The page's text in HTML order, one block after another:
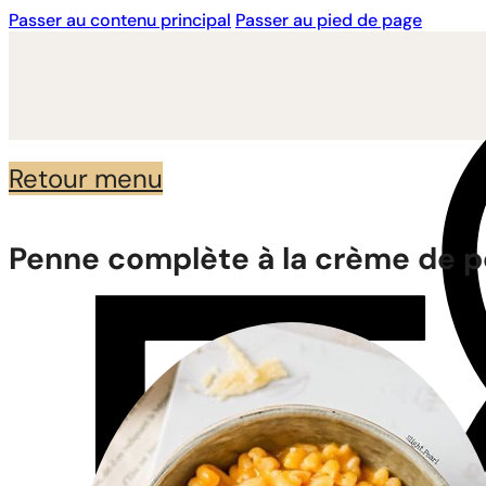
Passer au contenu principal Passer au pied de page
Retour menu
Penne complète à la crème de